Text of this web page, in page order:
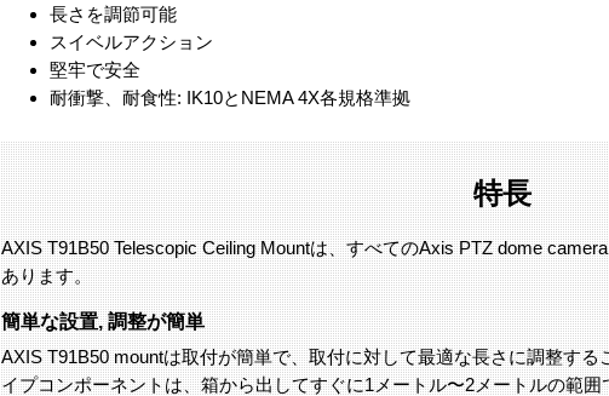
長さを調節可能
スイベルアクション
堅牢で安全
耐衝撃、耐食性: IK10とNEMA 4X各規格準拠
特長
AXIS T91B50 Telescopic Ceiling Mountは、すべてのAxis PTZ dome
あります。
簡単な設置, 調整が簡単
AXIS T91B50 mountは取付が簡単で、取付に対して最適な長さに調整す
イプコンポーネントは、箱から出してすぐに1メートル〜2メートルの範